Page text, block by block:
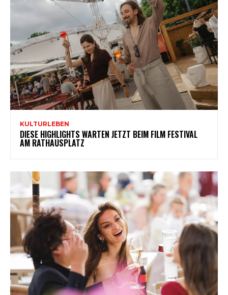
KULTURLEBEN
DIESE HIGHLIGHTS WARTEN JETZT BEIM FILM FESTIVAL
AM RATHAUSPLATZ